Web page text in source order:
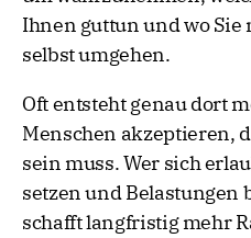
Ihnen guttun und wo Sie
selbst umgehen.
Oft entsteht genau dort
Menschen akzeptieren,
sein muss. Wer sich
setzen und Belastungen
schafft langfristig mehr